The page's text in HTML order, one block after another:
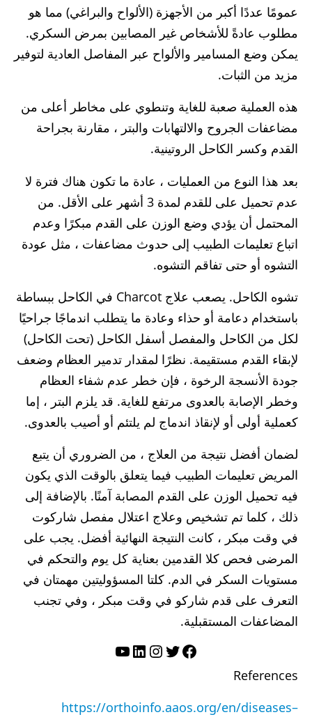
عمومًا عددًا أكبر من الأجهزة (الألواح والبراغي) مما هو
مطلوب عادةً للأشخاص غير المصابين بمرض السكري.
يمكن وضع المسامير والألواح عبر المفاصل العادية لتوفير
مزيد من الثبات.
هذه العملية صعبة للغاية وتنطوي على مخاطر أعلى من
مضاعفات الجروح والالتهابات والبتر ، مقارنة بجراحة
القدم وكسر الكاحل الروتينية.
بعد هذا النوع من العمليات ، عادة ما تكون هناك فترة لا
عدم تحميل على للقدم لمدة 3 أشهر على الأقل. من
المحتمل أن يؤدي وضع الوزن على القدم مبكرًا وعدم
اتباع تعليمات الطبيب إلى حدوث مضاعفات ، مثل عودة
التشوه أو حتى تفاقم التشوه.
تشوه الكاحل. يصعب علاج Charcot في الكاحل ببساطة
باستخدام دعامة أو حذاء وعادة ما يتطلب اندماجًا جراحيًا
لكل من الكاحل والمفصل أسفل الكاحل (تحت الكاحل)
لإبقاء القدم مستقيمة. نظرًا لمقدار تدمير العظام وضعف
جودة الأنسجة الرخوة ، فإن خطر عدم شفاء العظام
وخطر الإصابة بالعدوى مرتفع للغاية. قد يلزم البتر ، إما
كعملية أولى أو لإنقاذ اندماج لم يلتئم أو أصيب بالعدوى.
لضمان أفضل نتيجة من العلاج ، من الضروري أن يتبع
المريض تعليمات الطبيب فيما يتعلق بالوقت الذي يكون
فيه تحميل الوزن على القدم المصابة آمنًا. بالإضافة إلى
ذلك ، كلما تم تشخيص وعلاج اعتلال مفصل شاركوت
في وقت مبكر ، كانت النتيجة النهائية أفضل. يجب على
المرضى فحص كلا القدمين بعناية كل يوم والتحكم في
مستويات السكر في الدم. كلتا المسؤوليتين مهمتان في
التعرف على قدم شاركو في وقت مبكر ، وفي تجنب
المضاعفات المستقبلية.
فيسبوك
تويترإنستجرام
لينكد إنيوتيوب
References
https://orthoinfo.aaos.org/en/diseases–